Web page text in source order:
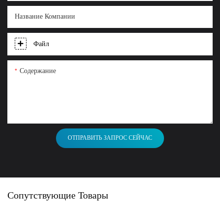
Название Компании
Файл
Содержание
ОТПРАВИТЬ ЗАПРОС СЕЙЧАС
Сопутствующие Товары